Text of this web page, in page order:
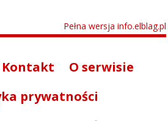
Pełna wersja info.elblag.pl
Kontakt
O serwisie
prywatności